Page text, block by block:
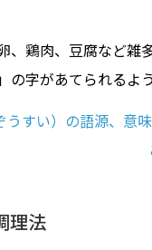
、鶏肉、豆腐など雑
の字があてられるよ
うすい）の語源、意
理法